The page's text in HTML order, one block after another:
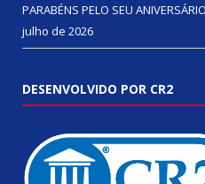
PARABÉNS PELO SEU
julho de 2026
DESENVOLVIDO POR CR2